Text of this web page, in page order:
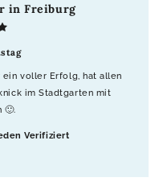
in Freiburg
voller Erfolg, hat allen
im Stadtgarten mit
🙂.
Verifiziert